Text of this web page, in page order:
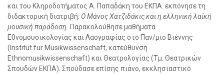
και του Κληροδοτήματος Α. Παπαδάκη του EKΠΑ. εκπόνησε τη
διδακτορική διατριβή: Ο Μάνος Χατζιδάκις και η ελληνική λαϊκή
μουσική παράδοση.
Παρακολούθησε μαθήματα
Εθνομουσικολογίας και Λαογραφίας στο Παν/μιο Βιέννης
(Institut fur Musikwissenschaft, κατεύθυνση
Ethnomusikwissenschaft) και Θεατρολογίας (Τμ. Θεατρικών
Σπουδών ΕΚΠΑ). Σπούδασε επίσης πιάνο, εκκλησιαστικό